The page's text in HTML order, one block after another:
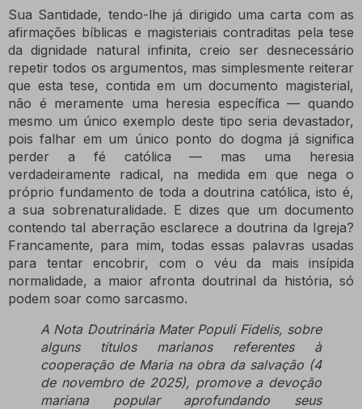
Sua Santidade, tendo-lhe já dirigido uma carta com as
afirmações bíblicas e magisteriais contraditas pela tese
da dignidade natural infinita, creio ser desnecessário
repetir todos os argumentos, mas simplesmente reiterar
que esta tese, contida em um documento magisterial,
não é meramente uma heresia específica — quando
mesmo um único exemplo deste tipo seria devastador,
pois falhar em um único ponto do dogma já significa
perder a fé católica — mas uma heresia
verdadeiramente radical, na medida em que nega o
próprio fundamento de toda a doutrina católica, isto é,
a sua sobrenaturalidade. E dizes que um documento
contendo tal aberração esclarece a doutrina da Igreja?
Francamente, para mim, todas essas palavras usadas
para tentar encobrir, com o véu da mais insípida
normalidade, a maior afronta doutrinal da história, só
podem soar como sarcasmo.
A Nota Doutrinária Mater Populi Fidelis, sobre
alguns títulos marianos referentes à
cooperação de Maria na obra da salvação (4
de novembro de 2025), promove a devoção
mariana popular aprofundando seus